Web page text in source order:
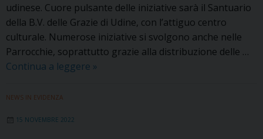
udinese. Cuore pulsante delle iniziative sarà il Santuario
della B.V. delle Grazie di Udine, con l’attiguo centro
culturale. Numerose iniziative si svolgono anche nelle
Parrocchie, soprattutto grazie alla distribuzione delle …
Continua a leggere Teatro,
»
NEWS IN EVIDENZA
15 NOVEMBRE 2022